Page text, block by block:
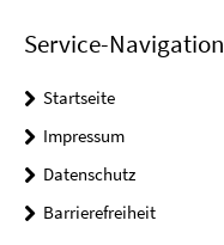
Service-Navigation
Startseite
Impressum
Datenschutz
Barrierefreiheit